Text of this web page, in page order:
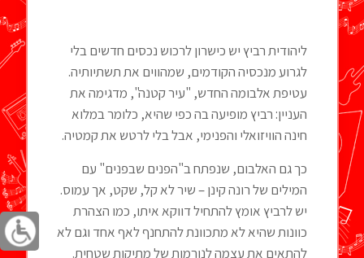
ליהודית רביץ יש כישרון לרכוש נכסים חדשים בלי
לגרוע מנכסיה הקודמים, שמהווים את תשתיותיה.
עטיפת אלבומה החדש, "עיר קטנה", מדגימה את
העניין: רביץ מופיעה בה כפי שהיא, כלומר במלוא
חינה הוויזואלי והפנימי, אבל בלי לרטש את קמטיה.
כך גם האלבום, שנפתח ב"הפנים שבפנים" עם
המילים של רונה קינן – שיר לא קל, שקט, אך עמוס.
יש לרביץ אומץ להתחיל דווקא איתו, כמו הצהרת
כוונות שהיא לא מתכוונת להתחנף לאף אחד וגם לא
להתאים את עצמה לנורמות של מתיקות שטחית.